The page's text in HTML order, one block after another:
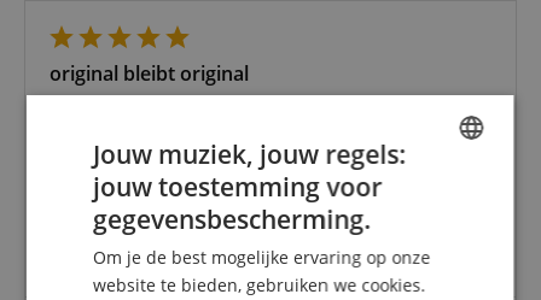
original bleibt original
Deze beoordeling is automatisch vertaald. Originele taal
geverifieerde aankoop
past ook op de taylor ad series, beste
bewerkingseigenschappen, bliksemsnelle verzending
van kirstein
Jouw muziek, jouw regels:
jouw toestemming voor
gegevensbescherming.
Om je de best mogelijke ervaring op onze
website te bieden, gebruiken we cookies.